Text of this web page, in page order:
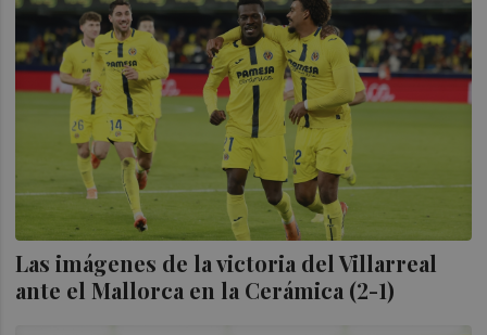
Las imágenes de la victoria del Villarreal
ante el Mallorca en la Cerámica (2-1)